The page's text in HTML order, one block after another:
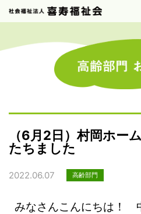
（6月2日）村岡ホー
たちました
2022.06.07 高齢部門
みなさんこんにちは！